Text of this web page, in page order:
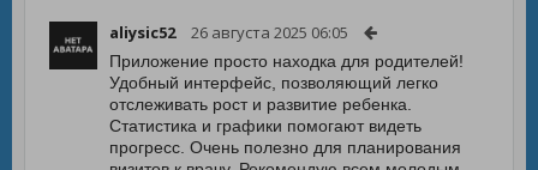
aliysic52 26 августа 2025 06:05
Приложение просто находка для родителей!
Удобный интерфейс, позволяющий легко
отслеживать рост и развитие ребенка.
Статистика и графики помогают видеть
прогресс. Очень полезно для планирования